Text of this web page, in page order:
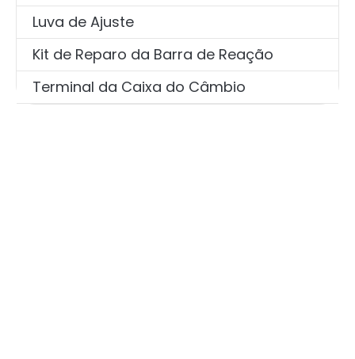
Luva de Ajuste
Kit de Reparo da Barra de Reação
Terminal da Caixa do Câmbio